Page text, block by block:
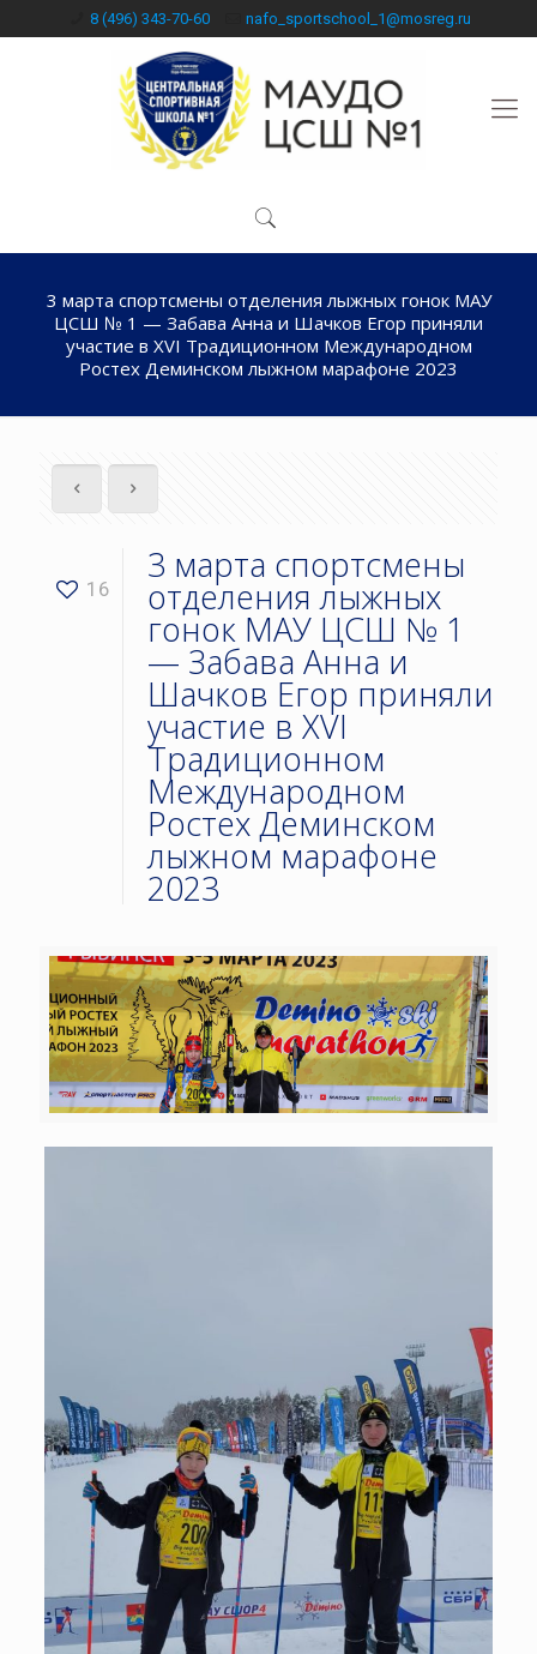
8 (496) 343-70-60 nafo_sportschool_1@mosreg.ru
3 марта спортсмены отделения лыжных гонок МАУ
ЦСШ № 1 — Забава Анна и Шачков Егор приняли
участие в ХVI Традиционном Международном
Ростех Деминском лыжном марафоне 2023
16
3 марта спортсмены
отделения лыжных
гонок МАУ ЦСШ № 1
— Забава Анна и
Шачков Егор приняли
участие в ХVI
Традиционном
Международном
Ростех Деминском
лыжном марафоне
2023